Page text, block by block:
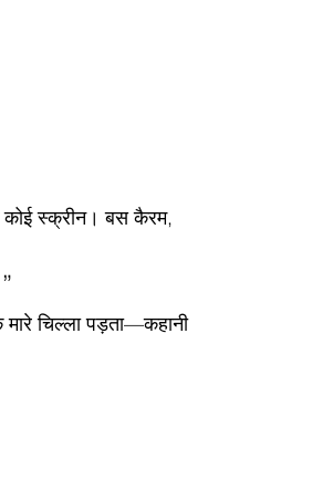
कोई स्क्रीन। बस कैरम,
चिल्ला पड़ता—कहानी